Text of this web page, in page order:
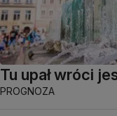
Tu upał wróci
PROGNOZA